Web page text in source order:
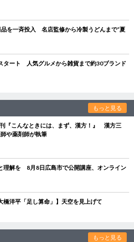
を一斉投入 名店監修から冷製うどんまで“夏
タート 人気グルメから雑貨まで約30ブランド
もっと見る
『こんなときには、まず、漢方！』 漢方三
や薬剤師が執筆
理解を 8月8日広島市で公開講座、オンライン
橋洋平「足し算命」】天空を見上げて
もっと見る